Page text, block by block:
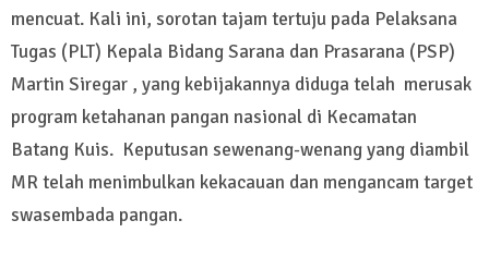
mencuat. Kali ini, sorotan tajam tertuju pada Pelaksana
Tugas (PLT) Kepala Bidang Sarana dan Prasarana (PSP)
Martin Siregar , yang kebijakannya diduga telah merusak
program ketahanan pangan nasional di Kecamatan
Batang Kuis. Keputusan sewenang-wenang yang diambil
MR telah menimbulkan kekacauan dan mengancam target
swasembada pangan.